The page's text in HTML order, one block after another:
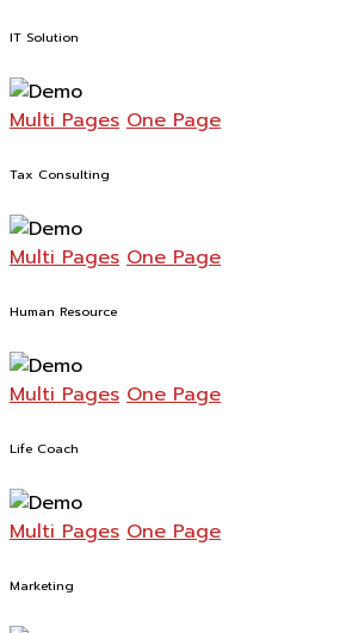
IT Solution
Multi Pages One Page
Tax Consulting
Multi Pages One Page
Human Resource
Multi Pages One Page
Life Coach
Multi Pages One Page
Marketing